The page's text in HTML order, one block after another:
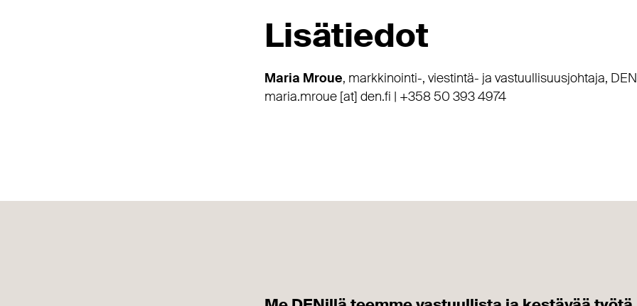
Lisätiedot
Maria Mroue, markkinointi-, viestintä- ja vastuullisuusjohtaja,
maria.mroue [at] den.fi | +358 50 393 4974